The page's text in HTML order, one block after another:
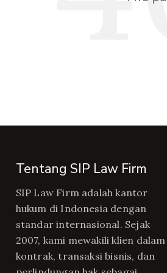
Tentang SIP Law Firm
SIP Law Firm adalah kantor
hukum di Indonesia dengan
standar internasional. Sejak
2007, kami mewakili klien dalam
kontrak, transaksi bisnis, dan